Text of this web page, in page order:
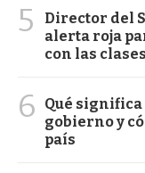
5
Director del
alerta roja
con las clases
6
Qué
gobierno y
país